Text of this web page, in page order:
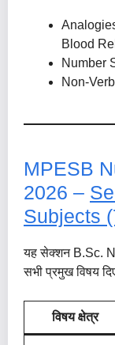
Blood
Number
Non-
MPESB
2026 –
Subjects
यह सेक्शन B.Sc.
सभी प्रमुख विषय
विषय क्षेत्र